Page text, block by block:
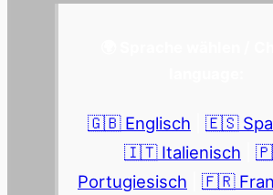
🇬🇧 Englisch 🇪🇸
🇮🇹 Italienisch
Portugiesisch
🇫🇷